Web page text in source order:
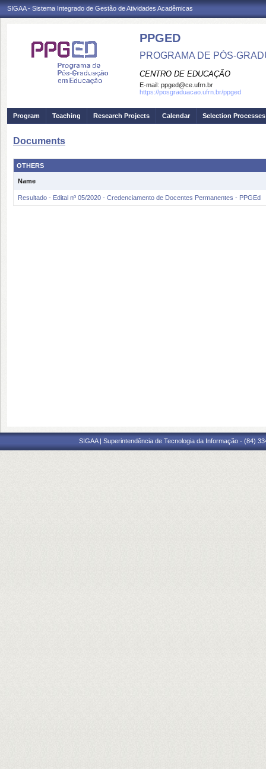
SIGAA - Sistema Integrado de Gestão de Atividades Acadêmicas
PPGED
PROGRAMA DE PÓS-
CENTRO DE EDUCAÇÃO
E-mail: ppged@ce.ufrn.br
https://posgraduacao.ufrn.br/ppged
Program Teaching Research Projects Calendar Selection Processes
Documents
OTHERS
Name
Resultado - Edital nº 05/2020 - Credenciamento de Docentes Permanentes - PPGEd
SIGAA | Superintendência de Tecnologia da Informação - (84)